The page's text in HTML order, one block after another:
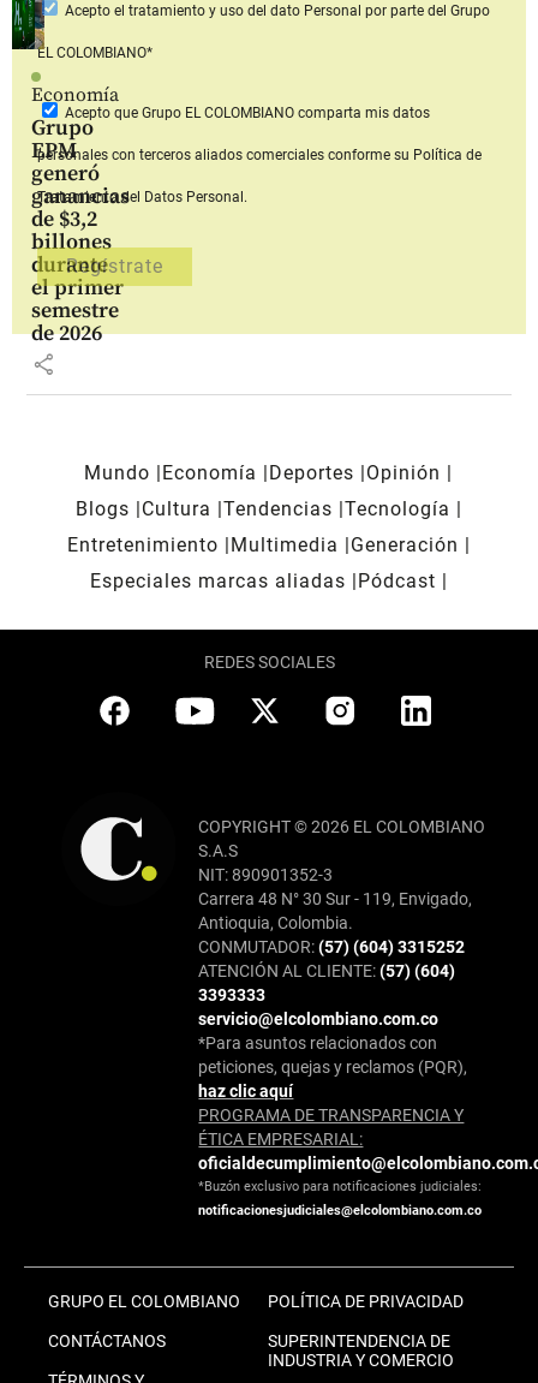
Economía
Grupo
EPM
generó
ganancias
de $3,2
billones
durante
el primer
semestre
de 2026
share
Acepto el tratamiento y uso del dato Personal por parte del Grupo
EL COLOMBIANO*
Acepto que Grupo EL COLOMBIANOcomparta mis datos
personales con terceros aliados comerciales conforme su Política de
Tratamiento del Datos Personal.
Mundo Economía Deportes
Opinión
Blogs
Cultura Tendencias Tecnología
Entretenimiento
Multimedia
Generación
Especiales marcas aliadas
Pódcast
REDES SOCIALES
COPYRIGHT © 2026 EL COLOMBIANO
S.A.S
NIT: 890901352-3
Carrera 48 N° 30 Sur - 119, Envigado,
Antioquia, Colombia.
CONMUTADOR:(57) (604) 3315252
ATENCIÓN AL CLIENTE:(57) (604)
3393333
servicio@elcolombiano.com.co
*Para asuntos relacionados con
peticiones, quejas y reclamos (PQR),
haz clic aquí
PROGRAMA DE TRANSPARENCIA Y
ÉTICA EMPRESARIAL:
*Buzón exclusivo para notificaciones judiciales:
notificacionesjudiciales@elcolombiano.com.co
GRUPO EL COLOMBIANO
CONTÁCTANOS
POLÍTICA DE PRIVACIDAD
SUPERINTENDENCIA DE
INDUSTRIA Y COMERCIO